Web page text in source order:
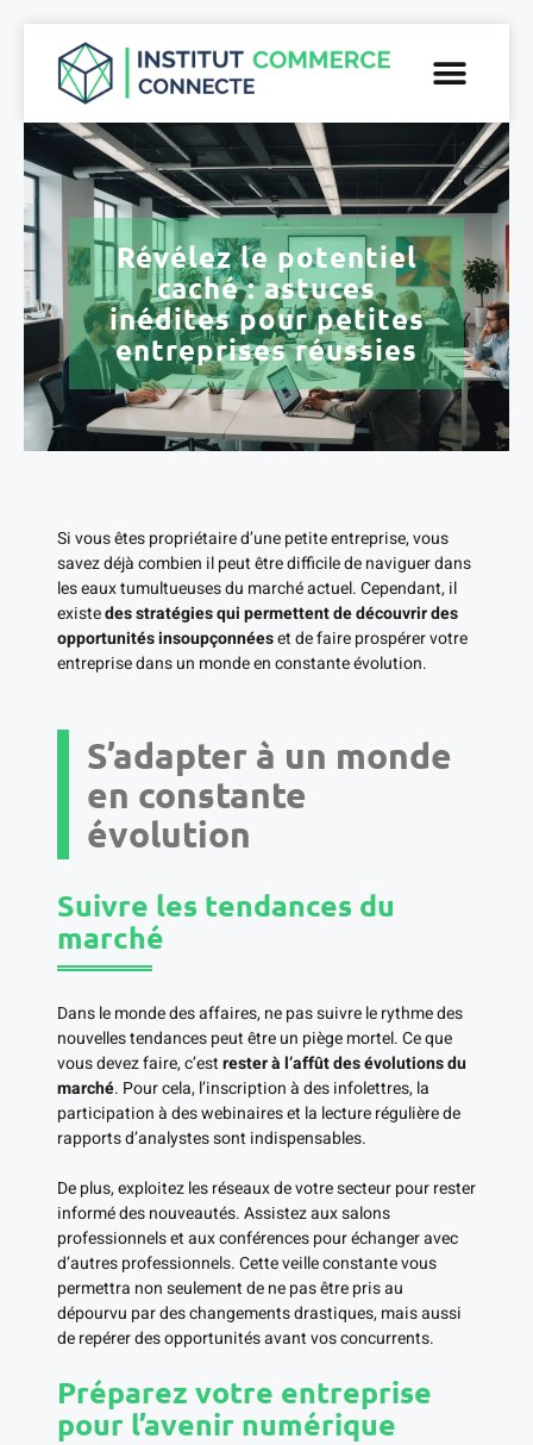
Révélez le potentiel
caché : astuces
inédites pour petites
entreprises réussies
Si vous êtes propriétaire d’une petite entreprise, vous
savez déjà combien il peut être difficile de naviguer dans
les eaux tumultueuses du marché actuel. Cependant, il
existedes stratégies qui permettent de découvrir des
opportunités insoupçonnéeset de faire prospérer votre
entreprise dans un monde en constante évolution.
S’adapter à un monde
en constante
évolution
Suivre les tendances du
marché
Dans le monde des affaires, ne pas suivre le rythme des
nouvelles tendances peut être un piège mortel. Ce que
vous devez faire, c’estrester à l’affût des évolutions du
marché. Pour cela, l’inscription à des infolettres, la
participation à des webinaires et la lecture régulière de
rapports d’analystes sont indispensables.
De plus, exploitez les réseaux de votre secteur pour rester
informé des nouveautés. Assistez aux salons
professionnels et aux conférences pour échanger avec
d’autres professionnels. Cette veille constante vous
permettra non seulement de ne pas être pris au
dépourvu par des changements drastiques, mais aussi
de repérer des opportunités avant vos concurrents.
Préparez votre entreprise
pour l’avenir numérique